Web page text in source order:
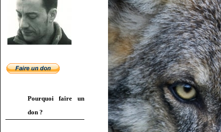
Pourquoi faire un
don ?